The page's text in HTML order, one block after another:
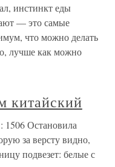
инстинкт еды
— это самые
что можно делать
лучше как можно
китайский
1506 Остановила
за версту видно,
подвезет: белые с